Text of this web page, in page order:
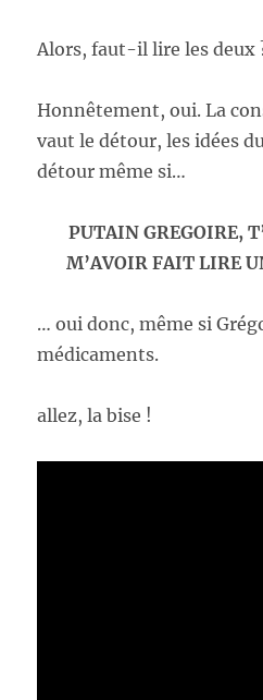
Alors, faut-il lire les deux
Honnêtement, oui. La
vaut le détour, les idées
détour même si…
PUTAIN GREGOIRE,
M’AVOIR FAIT LIRE
… oui donc, même si
médicaments.
allez, la bise !